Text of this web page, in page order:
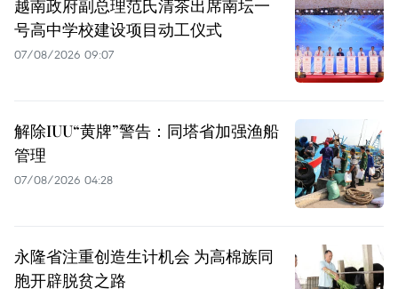
越南政府副总理范氏清茶出席南坛一
号高中学校建设项目动工仪式
07/08/2026 09:07
解除IUU“黄牌”警告：同塔省加强渔船
管理
07/08/2026 04:28
永隆省注重创造生计机会 为高棉族同
胞开辟脱贫之路